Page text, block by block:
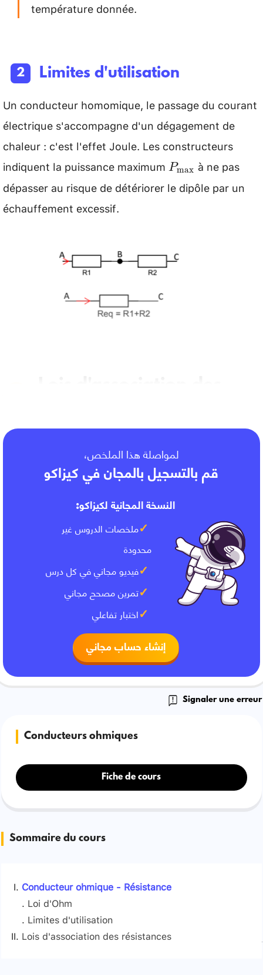
température donnée.
Limites d'utilisation
Un conducteur homomique, le passage du courant
électrique s'accompagne d'un dégagement de
chaleur : c'est l'effet Joule. Les constructeurs
indiquent la puissance maximumP_{\max
}
Pmax à ne pas
dépasser au risque de détériorer le dipôle par un
échauffement excessif.
لمواصلة هذا الملخص،
قم بالتسجيل بالمجان في كيزاكو
النسخة المجانية لكيزاكو:
ملخصات الدروس غير
محدودة
فيديو مجاني في كل درس
تمرين مصحح مجاني
اختبار تفاعلي
إنشاء حساب مجاني
Signaler une erreur
Conducteurs ohmiques
Fiche de cours
Sommaire du cours
Conducteur ohmique - Résistance
Loi d'Ohm
Énoncé de la loi d'Ohm
Limites d'utilisation
Lois d'association des résistances